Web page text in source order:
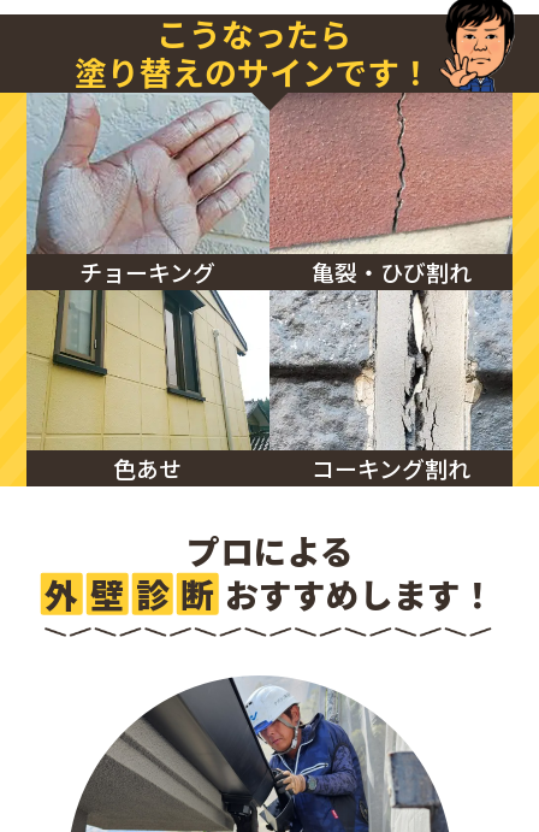
こうなったら
塗り替えのサインです！
チョーキング 亀裂・ひび割れ
色あせ コーキング割れ
プロによる
外 壁 診 断 おすすめします！